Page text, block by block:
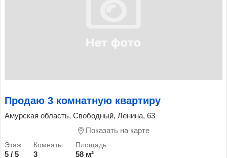
Продаю 3 комнатную квартиру
Амурская область, Свободный, Ленина, 63
Показать на карте
5 / 5 3
58 м²